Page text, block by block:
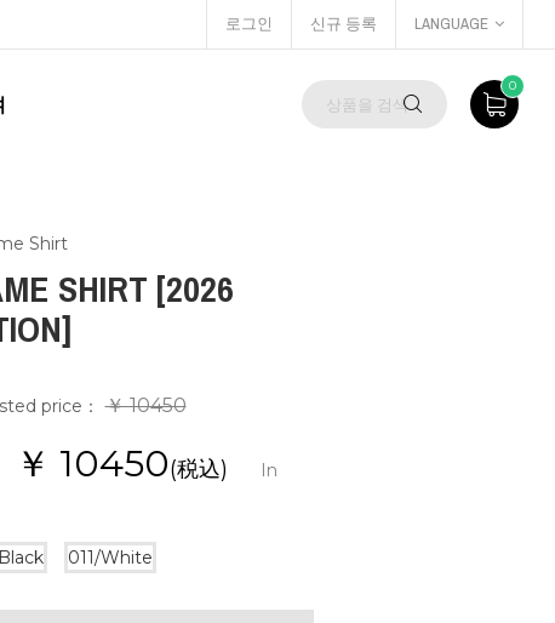
로그인 신규 등록 LANGUAGE
0
Shirt
SHIRT [2026
price： ￥ 10450
￥ 10450(税込)
In
011/White